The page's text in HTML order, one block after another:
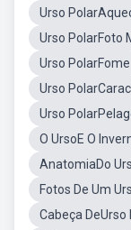
Urso
Urso PolarFoto
Urso PolarFome
Urso
Urso
O UrsoE O
AnatomiaDo
Fotos De Um
Cabeça DeUrso